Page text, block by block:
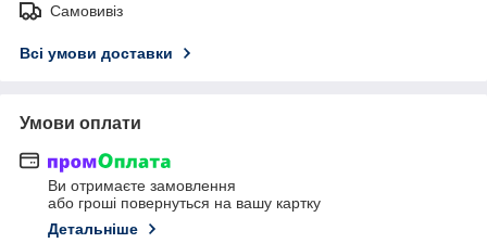
Самовивіз
Всі умови доставки
Умови оплати
Ви отримаєте замовлення
або гроші повернуться на вашу картку
Детальніше